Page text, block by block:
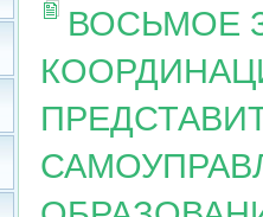
ВОСЬМОЕ